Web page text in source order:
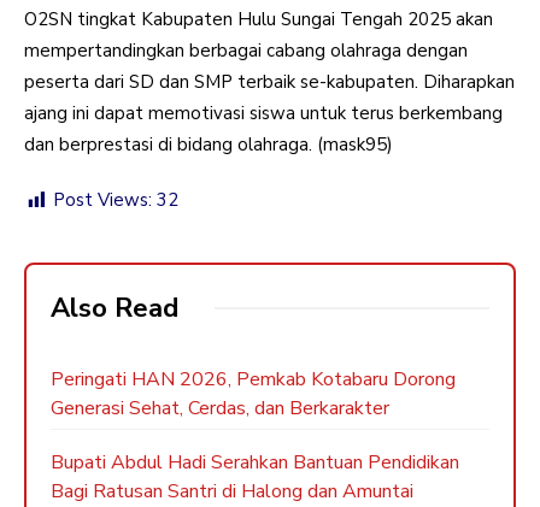
O2SN tingkat Kabupaten Hulu Sungai Tengah 2025 akan
mempertandingkan berbagai cabang olahraga dengan
peserta dari SD dan SMP terbaik se-kabupaten. Diharapkan
ajang ini dapat memotivasi siswa untuk terus berkembang
dan berprestasi di bidang olahraga. (mask95)
Post Views: 32
Also Read
Peringati HAN 2026, Pemkab Kotabaru Dorong
Generasi Sehat, Cerdas, dan Berkarakter
Bupati Abdul Hadi Serahkan Bantuan Pendidikan
Bagi Ratusan Santri di Halong dan Amuntai